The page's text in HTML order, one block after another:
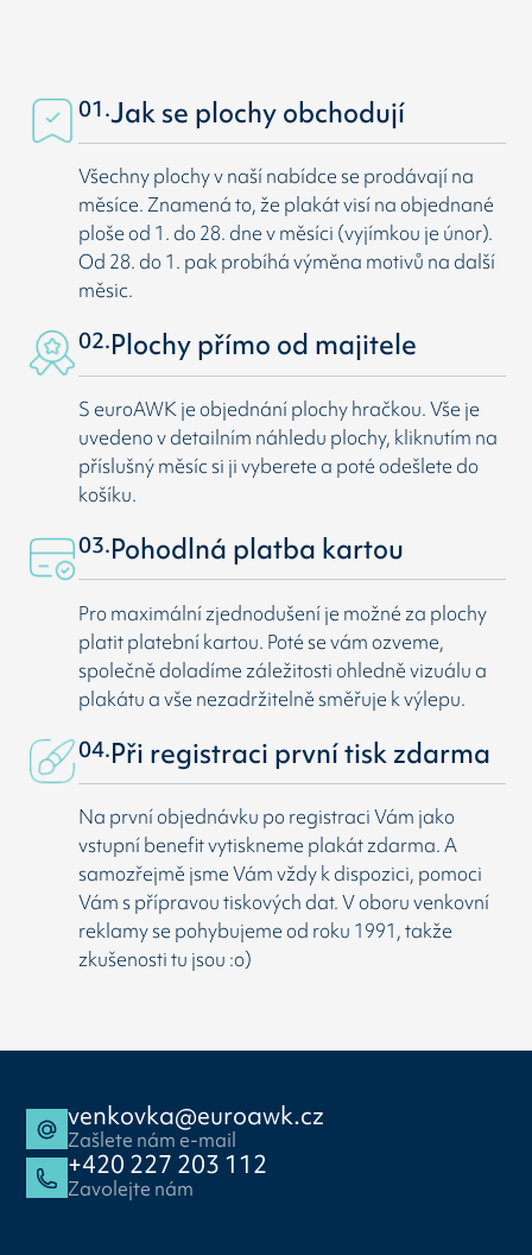
01.Jak se plochy obchodují
Všechny plochy v naší nabídce se prodávají na
měsíce. Znamená to, že plakát visí na objednané
ploše od 1. do 28. dne v měsíci (vyjímkou je únor).
Od 28. do 1. pak probíhá výměna motivů na další
měsic.
02.Plochy přímo od majitele
S euroAWK je objednání plochy hračkou. Vše je
uvedeno v detailním náhledu plochy, kliknutím na
příslušný měsíc si ji vyberete a poté odešlete do
košíku.
03.Pohodlná platba kartou
Pro maximální zjednodušení je možné za plochy
platit platební kartou. Poté se vám ozveme,
společně doladíme záležitosti ohledně vizuálu a
plakátu a vše nezadržitelně směřuje k výlepu.
04.Při registraci první tisk zdarma
Na první objednávku po registraci Vám jako
vstupní benefit vytiskneme plakát zdarma. A
samozřejmě jsme Vám vždy k dispozici, pomoci
Vám s přípravou tiskových dat. V oboru venkovní
reklamy se pohybujeme od roku 1991, takže
zkušenosti tu jsou :o)
venkovka@euroawk.cz
Zašlete nám e-mail
+420 227 203 112
Zavolejte nám